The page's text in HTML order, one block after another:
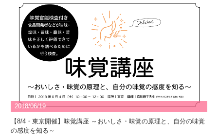
2018/06/19
【8/4・東京開催】味覚講座 ～おいしさ・味覚の原理と、自分の味覚
の感度を知る～